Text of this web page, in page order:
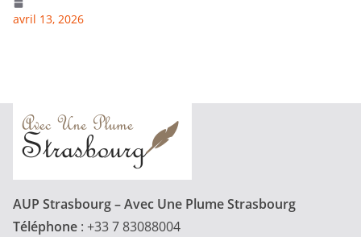
avril 13, 2026
AUP Strasbourg – Avec Une Plume Strasbourg
Téléphone : +33 7 83088004